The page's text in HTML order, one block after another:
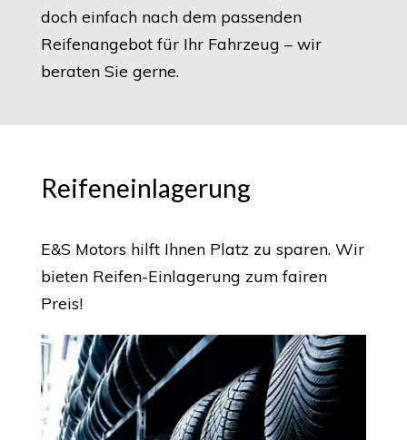
doch einfach nach dem passenden
Reifenangebot für Ihr Fahrzeug – wir
beraten Sie gerne.
Reifeneinlagerung
E&S Motors hilft Ihnen Platz zu sparen. Wir
bieten Reifen-Einlagerung zum fairen
Preis!